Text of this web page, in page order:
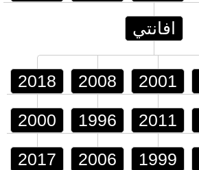
افانتي
2018 2008 2001
2000 1996 2011
2017 2006 1999